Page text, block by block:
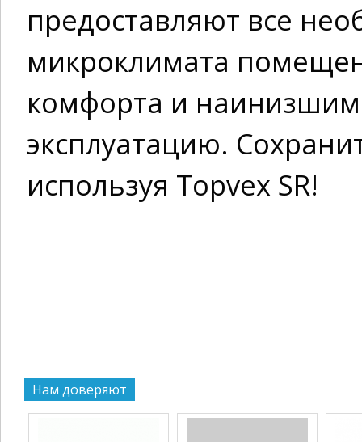
предоставляют все
микроклимата
комфорта и
эксплуатацию.
используя Topvex SR!
Нам доверяют